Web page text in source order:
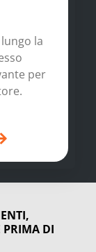
la
per
PRIMA DI